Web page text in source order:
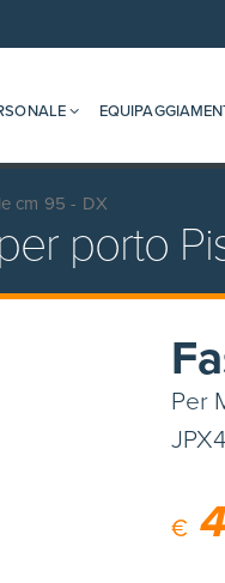
cm 95 - DX
porto
Per
€